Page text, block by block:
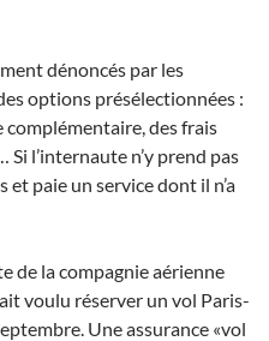
dénoncés par les
options présélectionnées :
des frais
l’internaute n’y prend pas
et paie un service dont il n’a
de la compagnie aérienne
voulu réserver un vol Paris-
Une assurance «vol